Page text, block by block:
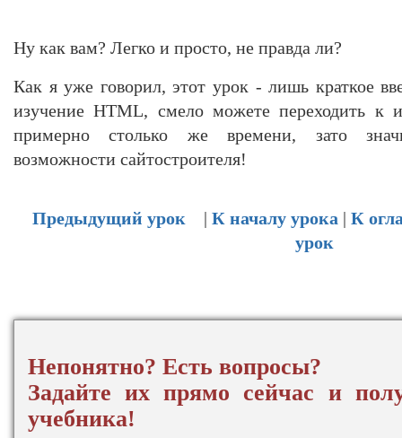
Ну как вам? Легко и просто, не правда ли?
Как я уже говорил, этот урок - лишь краткое
изучение HTML, смело можете переходить к
примерно столько же времени, зато
возможности сайтостроителя!
Предыдущий урок | К началу урока | К
урок
Непонятно? Есть вопросы?
Задайте их прямо сейчас и
учебника!